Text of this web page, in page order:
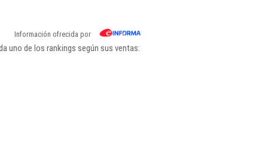
Información ofrecida por
uno de los rankings según sus ventas: